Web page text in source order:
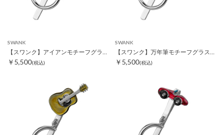
SWANK
￥5,500(税込)
SWANK
￥5,500(税込)